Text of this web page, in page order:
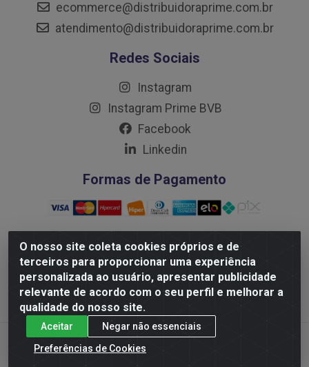
O nosso site coleta cookies próprios e de
terceiros para proporcionar uma experiência
personalizada ao usuário, apresentar publicidade
relevante de acordo com o seu perfil e melhorar a
qualidade do nosso site.
Aceitar
Negar não essenciais
Preferências de Cookies
ecommerce@distribuidoraprime.com.br
atendimento@distribuidoraprime.com.br
Redes Sociais
Instagram
Instagram Prime BVB
Facebook
Linkedin
Formas de Pagamento
Distribuidora Prime LTDA - Av. Professor Nilton Lins, 781 -
Flores, Manaus/AM - CEP 69.058-030 - CNPJ:
10.717.750/0001-32